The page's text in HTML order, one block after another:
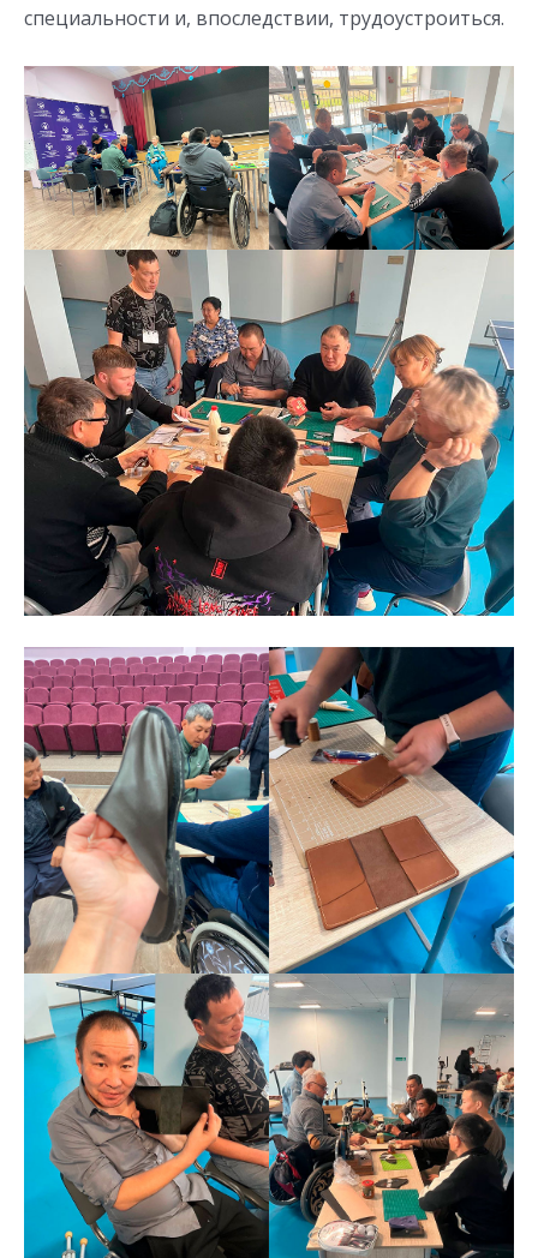
специальности и, впоследствии, трудоустроиться.